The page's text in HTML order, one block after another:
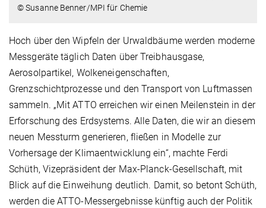
© Susanne Benner/MPI für Chemie
Hoch über den Wipfeln der Urwaldbäume werden moderne
Messgeräte täglich Daten über Treibhausgase,
Aerosolpartikel, Wolkeneigenschaften,
Grenzschichtprozesse und den Transport von Luftmassen
sammeln. „Mit ATTO erreichen wir einen Meilenstein in der
Erforschung des Erdsystems. Alle Daten, die wir an diesem
neuen Messturm generieren, fließen in Modelle zur
Vorhersage der Klimaentwicklung ein“, machte Ferdi
Schüth, Vizepräsident der Max-Planck-Gesellschaft, mit
Blick auf die Einweihung deutlich. Damit, so betont Schüth,
werden die ATTO-Messergebnisse künftig auch der Politik